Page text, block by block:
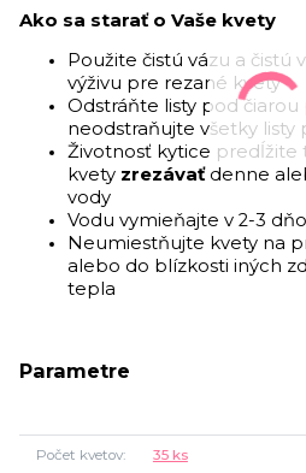
Ako sa starať o Vaše kvety
Použite čistú vázu a čistú
výživu pre rezané kvety
Odstráňte listy pod čiarou
neodstraňujte všetky listy
Životnosť kytice predĺžite
kvety zrezávaťdenne
vody
Vodu vymieňajte v 2-3
Neumiestňujte kvety na
alebo do blízkosti iných
tepla
Parametre
Počet kvetov 35 ks